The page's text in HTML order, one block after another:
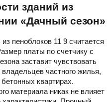
зданий из
«Дачный сезон»
пеноблоков 11 9 считается
платы по счетчику с
заставит чувствовать
владельцев частного жилья,
квартирах.
материала никак не влияет